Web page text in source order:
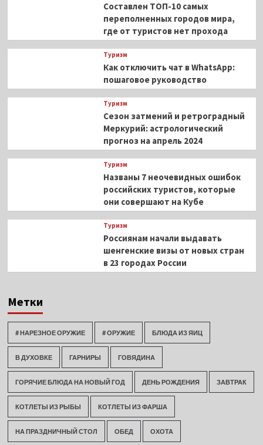
Составлен ТОП-10 самых
переполненных городов мира,
где от туристов нет прохода
Туризм
Как отключить чат в WhatsApp:
пошаговое руководство
Туризм
Сезон затмений и ретроградный
Меркурий: астрологический
прогноз на апрель 2024
Туризм
Названы 7 неочевидных ошибок
российских туристов, которые
они совершают на Кубе
Туризм
Россиянам начали выдавать
шенгенские визы от новых стран
в 23 городах России
Метки
# НАРЕЗНОЕ ОРУЖИЕ # ОРУЖИЕ БЛЮДА ИЗ ЯИЦ
В ДУХОВКЕ ГАРНИРЫ ГОВЯДИНА
ГОРЯЧИЕ БЛЮДА НА НОВЫЙ ГОД ДЕНЬ РОЖДЕНИЯ ЗАВТРАК
КОТЛЕТЫ ИЗ РЫБЫ КОТЛЕТЫ ИЗ ФАРША
НА ПРАЗДНИЧНЫЙ СТОЛ ОБЕД ОХОТА